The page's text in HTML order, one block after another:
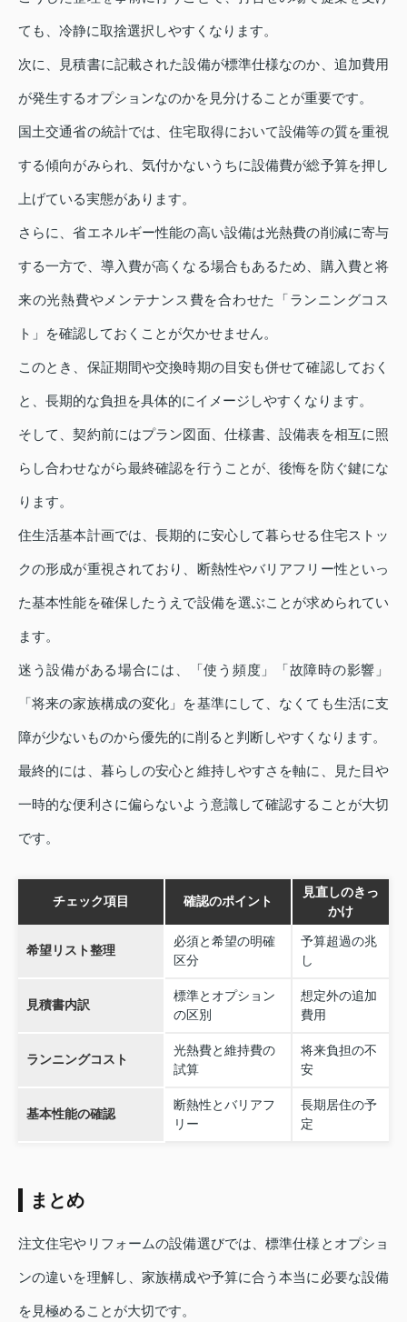
ても、冷静に取捨選択しやすくなります。
次に、見積書に記載された設備が標準仕様なのか、追加費用
が発生するオプションなのかを見分けることが重要です。
国土交通省の統計では、住宅取得において設備等の質を重視
する傾向がみられ、気付かないうちに設備費が総予算を押し
上げている実態があります。
さらに、省エネルギー性能の高い設備は光熱費の削減に寄与
する一方で、導入費が高くなる場合もあるため、購入費と将
来の光熱費やメンテナンス費を合わせた「ランニングコス
ト」を確認しておくことが欠かせません。
このとき、保証期間や交換時期の目安も併せて確認しておく
と、長期的な負担を具体的にイメージしやすくなります。
そして、契約前にはプラン図面、仕様書、設備表を相互に照
らし合わせながら最終確認を行うことが、後悔を防ぐ鍵にな
ります。
住生活基本計画では、長期的に安心して暮らせる住宅ストッ
クの形成が重視されており、断熱性やバリアフリー性といっ
た基本性能を確保したうえで設備を選ぶことが求められてい
ます。
迷う設備がある場合には、「使う頻度」「故障時の影響」
「将来の家族構成の変化」を基準にして、なくても生活に支
障が少ないものから優先的に削ると判断しやすくなります。
最終的には、暮らしの安心と維持しやすさを軸に、見た目や
一時的な便利さに偏らないよう意識して確認することが大切
です。
チェック項目 確認のポイント
見直しのきっ
かけ
希望リスト整理
必須と希望の明確
区分
予算超過の兆
し
見積書内訳
標準とオプション
の区別
想定外の追加
費用
ランニングコスト
光熱費と維持費の
試算
将来負担の不
安
基本性能の確認
断熱性とバリアフ
リー
長期居住の予
定
まとめ
注文住宅やリフォームの設備選びでは、標準仕様とオプショ
ンの違いを理解し、家族構成や予算に合う本当に必要な設備
を見極めることが大切です。